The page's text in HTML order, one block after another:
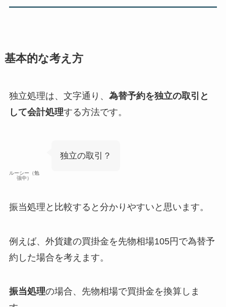
基本的な考え方
独立処理は、文字通り、 為替予約を独立の取引と
して会計処理する方法です。
ルーシー（勉
強中）
独立の取引？
振当処理と比較すると分かりやすいと思います。
例えば、外貨建の買掛金を先物相場105円で為替予
約した場合を考えます。
振当処理の場合、先物相場で買掛金を換算しま